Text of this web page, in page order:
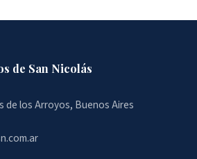
de San Nicolás
de los Arroyos, Buenos Aires